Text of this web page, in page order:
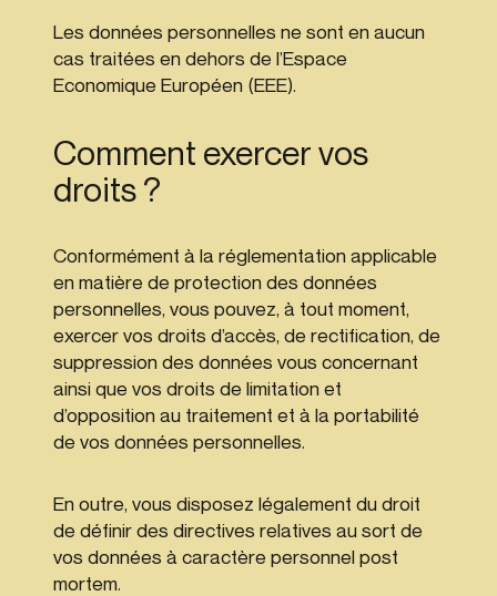
Les données personnelles ne sont en aucun
cas traitées en dehors de l’Espace
Economique Européen (EEE).
Comment exercer vos
droits ?
Conformément à la réglementation applicable
en matière de protection des données
personnelles, vous pouvez, à tout moment,
exercer vos droits d’accès, de rectification, de
suppression des données vous concernant
ainsi que vos droits de limitation et
d’opposition au traitement et à la portabilité
de vos données personnelles.
En outre, vous disposez légalement du droit
de définir des directives relatives au sort de
vos données à caractère personnel post
mortem.